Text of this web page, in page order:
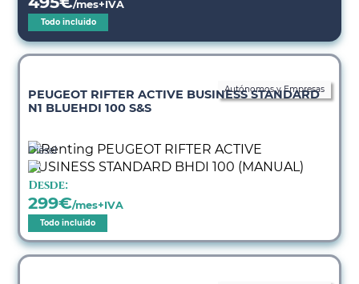
Autónomos y Empresas
/mes+IVA
Todo incluido
PEUGEOT RIFTER ACTIVE BUSINESS STANDARD
N1 BLUEHDI 100 S&S
Diésel
Desde:
299€/mes+IVA
Todo incluido